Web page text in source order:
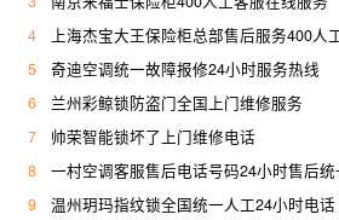
4
上海杰宝大王保险柜总部售后服务400人工热
5
奇迪空调统一故障报修24小时服务热线
6
兰州彩鲸锁防盗门全国上门维修服务
7
帅荣智能锁坏了上门维修电话
8
一村空调客服售后电话号码24小时售后统
9
温州玥玛指纹锁全国统一人工24小时电话